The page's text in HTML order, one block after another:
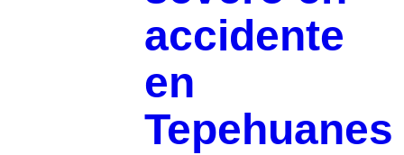
accidente
en
Tepehuanes